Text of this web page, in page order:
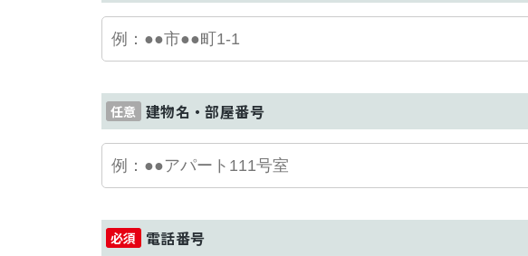
建物名・部屋番号
電話番号